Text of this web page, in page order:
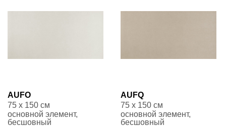
AUFO
75 x 150 см
основной элемент,
бесшовный
AUFQ
75 x 150 см
основной элемент,
бесшовный